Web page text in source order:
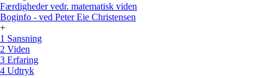
Færdigheder vedr. matematisk viden
Boginfo - ved Peter Eie Christensen
+
1 Sansning
2 Viden
3 Erfaring
4 Udtryk